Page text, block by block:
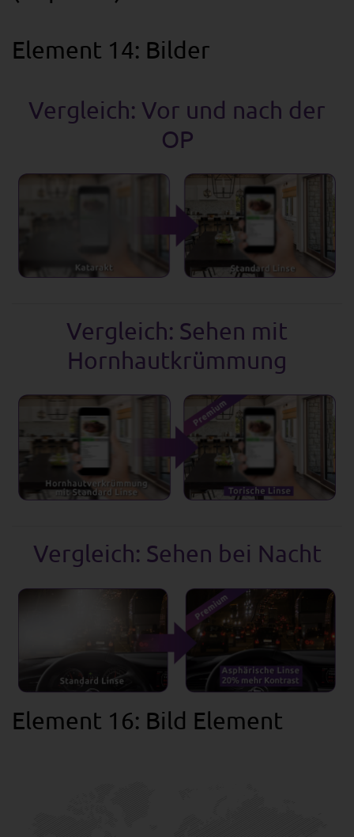
Element 14: Bilder
Vergleich: Vor und nach der
OP
Vergleich: Sehen mit
Hornhautkrümmung
Vergleich: Sehen bei Nacht
Element 16: Bild Element